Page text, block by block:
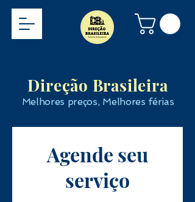
Direção Brasileira
Melhores preços, Melhores férias
Agende seu
serviço